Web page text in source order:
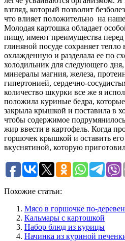
взгляд, который позволит
что влияет положительно на
Молодая картошка обладает
пищу, имеют преимущества перед
глиняной посуде сохраняет
охлажденную и разделала ее по
холодильник для следующего
минералы магния, железа,
гипертонией, сердечно-
количество шкурки все же я
положила куриные бедра,
закрыла крышкой и поставила в
чтобы содержимое
жир ввести в картофель. Когда
горшочек крышкой и оставить
вкуснятиной, которую
Похожие статьи:
Мясо в горшочке по-
Кальмары с картошкой
Набор блюд из курицы
Начинка из куриной